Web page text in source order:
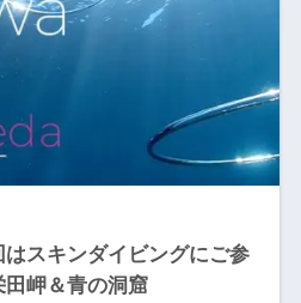
スキンダイビングにご参
岬＆青の洞窟